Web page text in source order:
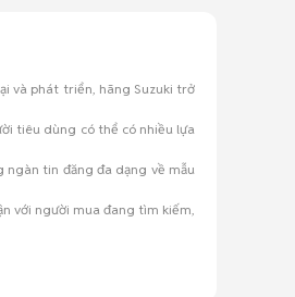
và phát triển, hãng Suzuki trở
tiêu dùng có thể có nhiều lựa
ngàn tin đăng đa dạng về mẫu
với người mua đang tìm kiếm,